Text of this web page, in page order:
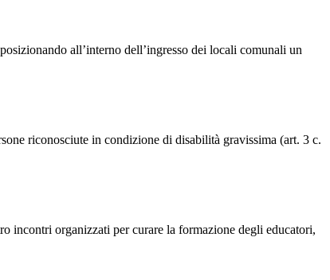
all’interno dell’ingresso dei locali comunali un
riconosciute in condizione di disabilità gravissima (art. 3 c.
incontri organizzati per curare la formazione degli educatori,